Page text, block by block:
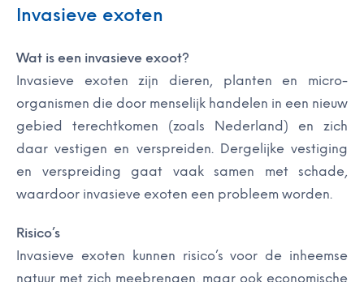
Invasieve exoten
Wat is een invasieve exoot?
Invasieve exoten zijn dieren, planten en micro-
organismen die door menselijk handelen in een nieuw
gebied terechtkomen (zoals Nederland) en zich
daar vestigen en verspreiden. Dergelijke vestiging
en verspreiding gaat vaak samen met schade,
waardoor invasieve exoten een probleem worden.
Risico’s
Invasieve exoten kunnen risico’s voor de inheemse
natuur met zich meebrengen, maar ook economische